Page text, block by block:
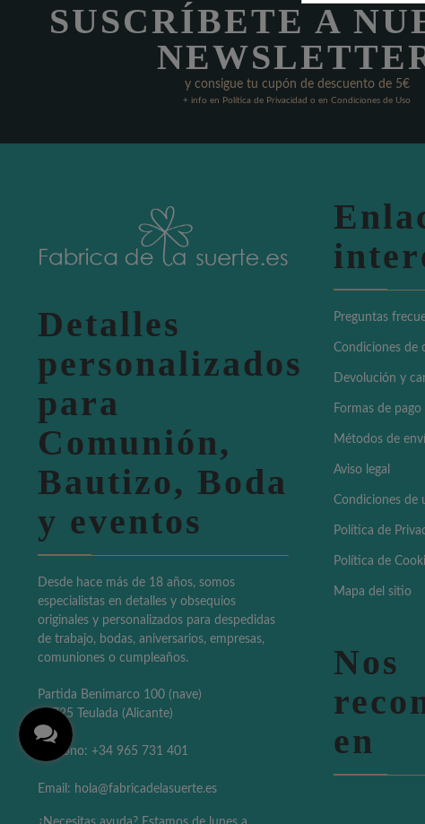
SUSCRÍBETE A
y consigue tu cupón de descuento de 5€
+ info en Política de Privacidad o en Condiciones de Uso
Detalles
personalizados
para
Comunión,
Bautizo, Boda
y eventos
Desde hace más de 18 años, somos
especialistas en detalles y obsequios
originales y personalizados para despedidas
de trabajo, bodas, aniversarios, empresas,
comuniones o cumpleaños.
Partida Benimarco 100 (nave)
03725 Teulada (Alicante)
Teléfono: +34 965 731 401
Email: hola@fabricadelasuerte.es
Preguntas
Condiciones de
Devolución y
Formas de pago
Métodos de
Aviso legal
Condiciones de
Política de
Política de
Mapa del sitio
Nos
en